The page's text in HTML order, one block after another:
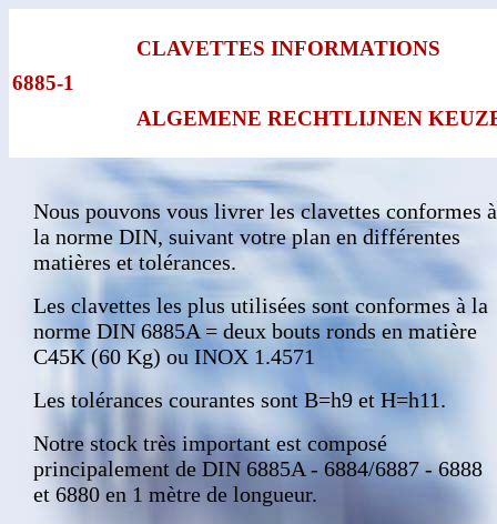
6885-1
CLAVETTES INFORMATIONS
ALGEMENE RECHTLIJNEN
Nous pouvons vous livrer les clavettes conformes à
la norme DIN, suivant votre plan en différentes
matières et tolérances.
Les clavettes les plus utilisées sont conformes à la
norme DIN 6885A = deux bouts ronds en matière
C45K (60 Kg) ou INOX 1.4571
Les tolérances courantes sont B=h9 et H=h11.
Notre stock très important est composé
principalement de DIN 6885A - 6884/6887 - 6888
et 6880 en 1 mètre de longueur.